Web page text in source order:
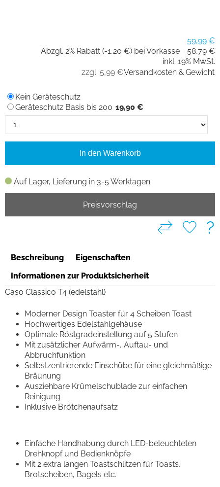
59,99 €
Abzgl. 2% Rabatt (-1,20 €) bei Vorkasse = 58,79 €
inkl. 19% MwSt.
zzgl. 5,99 €Versandkosten & Gewicht
Auf Lager, Lieferung in 3-5 Werktagen
Kein Geräteschutz
Geräteschutz Basis bis 200 19,90 €
In den Warenkorb
Preisvorschlag
?
Beschreibung
Eigenschaften
Informationen zur Produktsicherheit
Caso Classico T4 (edelstahl)
Moderner Design Toaster für 4 Scheiben Toast
Hochwertiges Edelstahlgehäuse
Optimale Röstgradeinstellung auf 5 Stufen
Mit zusätzlicher Aufwärm-, Auftau- und
Abbruchfunktion
Selbstzentrierende Einschübe für eine gleichmäßige
Bräunung
Ausziehbare Krümelschublade zur einfachen
Reinigung
Inklusive Brötchenaufsatz
Einfache Handhabung durch LED-beleuchteten
Drehknopf und Bedienknöpfe
Mit 2 extra langen Toastschlitzen für Toasts,
Brotscheiben, Bagels etc.